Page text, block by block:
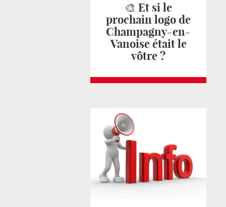
🎨 Et si le
prochain logo de
Champagny-en-
Vanoise était le
vôtre ?